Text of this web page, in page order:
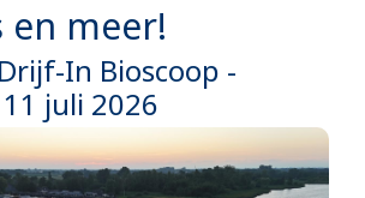
en meer!
In Bioscoop -
juli 2026